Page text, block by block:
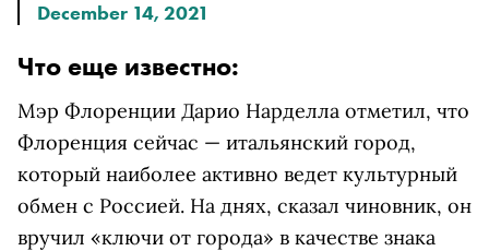
December 14, 2021
Что еще известно:
Мэр Флоренции Дарио Нарделла отметил, что
Флоренция сейчас — итальянский город,
который наиболее активно ведет культурный
обмен с Россией. На днях, сказал чиновник, он
вручил «ключи от города» в качестве знака